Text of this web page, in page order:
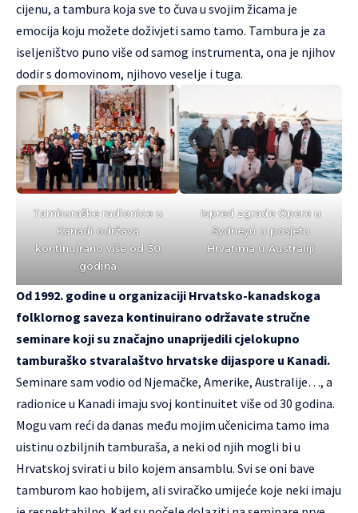
cijenu, a tambura koja sve to čuva u svojim žicama je
emocija koju možete doživjeti samo tamo. Tambura je za
iseljeništvo puno više od samog instrumenta, ona je njihov
dodir s domovinom, njihovo veselje i tuga.
Tamburaške radionice u
Kanadi održava
kontinuirano više od 30
godina
Ispred zgrade Opere u
Sydneyu u posjetu
Hrvatima u Australiji
Od 1992. godine u organizaciji Hrvatsko-kanadskoga
folklornog saveza kontinuirano održavate stručne
seminare koji su značajno unaprijedili cjelokupno
tamburaško stvaralaštvo hrvatske dijaspore u Kanadi.
Seminare sam vodio od Njemačke, Amerike, Australije…, a
radionice u Kanadi imaju svoj kontinuitet više od 30 godina.
Mogu vam reći da danas među mojim učenicima tamo ima
uistinu ozbiljnih tamburaša, a neki od njih mogli bi u
Hrvatskoj svirati u bilo kojem ansamblu. Svi se oni bave
tamburom kao hobijem, ali sviračko umijeće koje neki imaju